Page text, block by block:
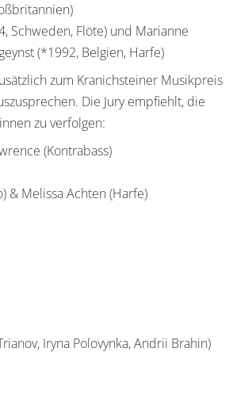
Schweden, Flöte) und Marianne
(*1992, Belgien, Harfe)
zum Kranichsteiner Musikpreis
Die Jury empfiehlt, die
zu verfolgen:
(Kontrabass)
& Melissa Achten (Harfe)
Iryna Polovynka, Andrii Brahin)